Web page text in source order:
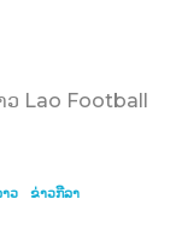
Lao Football
ວ
ຂ່າວກີລາ